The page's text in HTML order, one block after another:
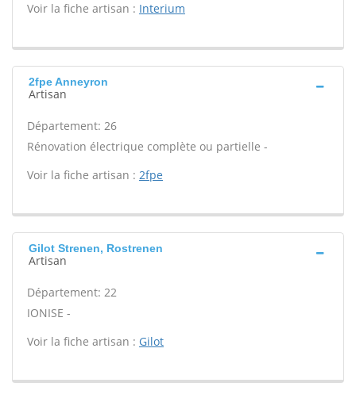
Voir la fiche artisan : Interium
2fpe Anneyron
Artisan
Département: 26
Rénovation électrique complète ou partielle -
Voir la fiche artisan : 2fpe
Gilot Strenen, Rostrenen
Artisan
Département: 22
IONISE -
Voir la fiche artisan : Gilot